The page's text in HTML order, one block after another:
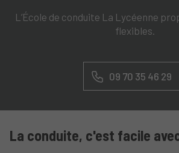
L’École de conduite La Lycéenne
flexibles.
09 70 35 46 29
La conduite, c'est facile